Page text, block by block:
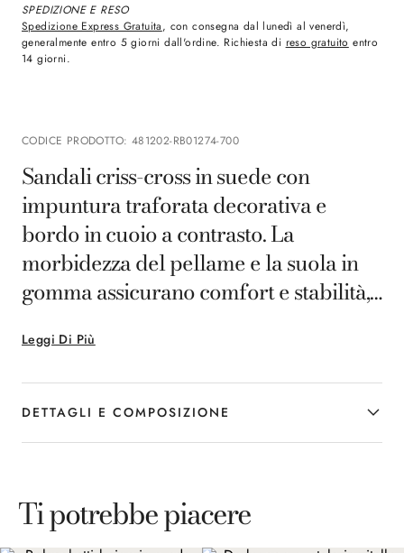
SPEDIZIONE E RESO
Spedizione Express Gratuita, con consegna dal lunedì al venerdì,
generalmente entro 5 giorni dall'ordine. Richiesta di reso gratuito entro
14 giorni.
CODICE PRODOTTO: 481202-RB01274-700
Leggi Di Più
Sandali criss-cross in suede con
impuntura traforata decorativa e
bordo in cuoio a contrasto. La
morbidezza del pellame e la suola in
gomma assicurano comfort e stabilità,
carattere essenziale aggiunge
un’eleganza rilassata, ideale per
completare con stile i look estivi
contemporanei.
DETTAGLI E COMPOSIZIONE
Ti potrebbe piacere